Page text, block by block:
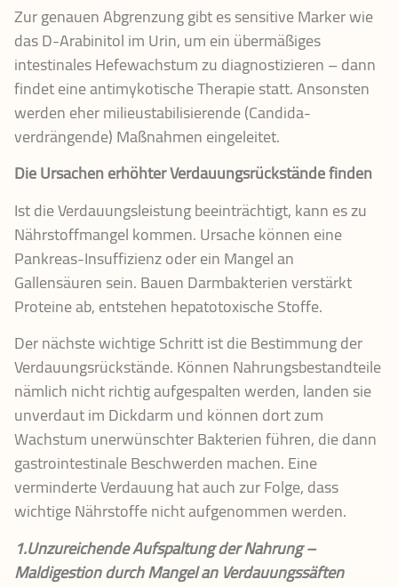
Zur genauen Abgrenzung gibt es sensitive Marker wie
das D-Arabinitol im Urin, um ein übermäßiges
intestinales Hefewachstum zu diagnostizieren – dann
findet eine antimykotische Therapie statt. Ansonsten
werden eher milieustabilisierende (Candida-
verdrängende) Maßnahmen eingeleitet.
Die Ursachen erhöhter Verdauungsrückstände finden
Ist die Verdauungsleistung beeinträchtigt, kann es zu
Nährstoffmangel kommen. Ursache können eine
Pankreas-Insuffizienz oder ein Mangel an
Gallensäuren sein. Bauen Darmbakterien verstärkt
Proteine ab, entstehen hepatotoxische Stoffe.
Der nächste wichtige Schritt ist die Bestimmung der
Verdauungsrückstände. Können Nahrungsbestandteile
nämlich nicht richtig aufgespalten werden, landen sie
unverdaut im Dickdarm und können dort zum
Wachstum unerwünschter Bakterien führen, die dann
gastrointestinale Beschwerden machen. Eine
verminderte Verdauung hat auch zur Folge, dass
wichtige Nährstoffe nicht aufgenommen werden.
1.Unzureichende Aufspaltung der Nahrung –
Maldigestion durch Mangel an Verdauungssäften